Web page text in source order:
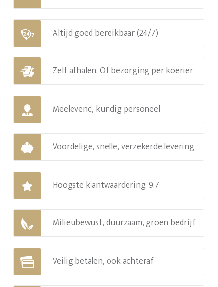
Altijd goed bereikbaar (24/7)
Zelf afhalen. Of bezorging per koerier
Meelevend, kundig personeel
Voordelige, snelle, verzekerde levering
Hoogste klantwaardering: 9.7
Milieubewust, duurzaam, groen bedrijf
Veilig betalen, ook achteraf